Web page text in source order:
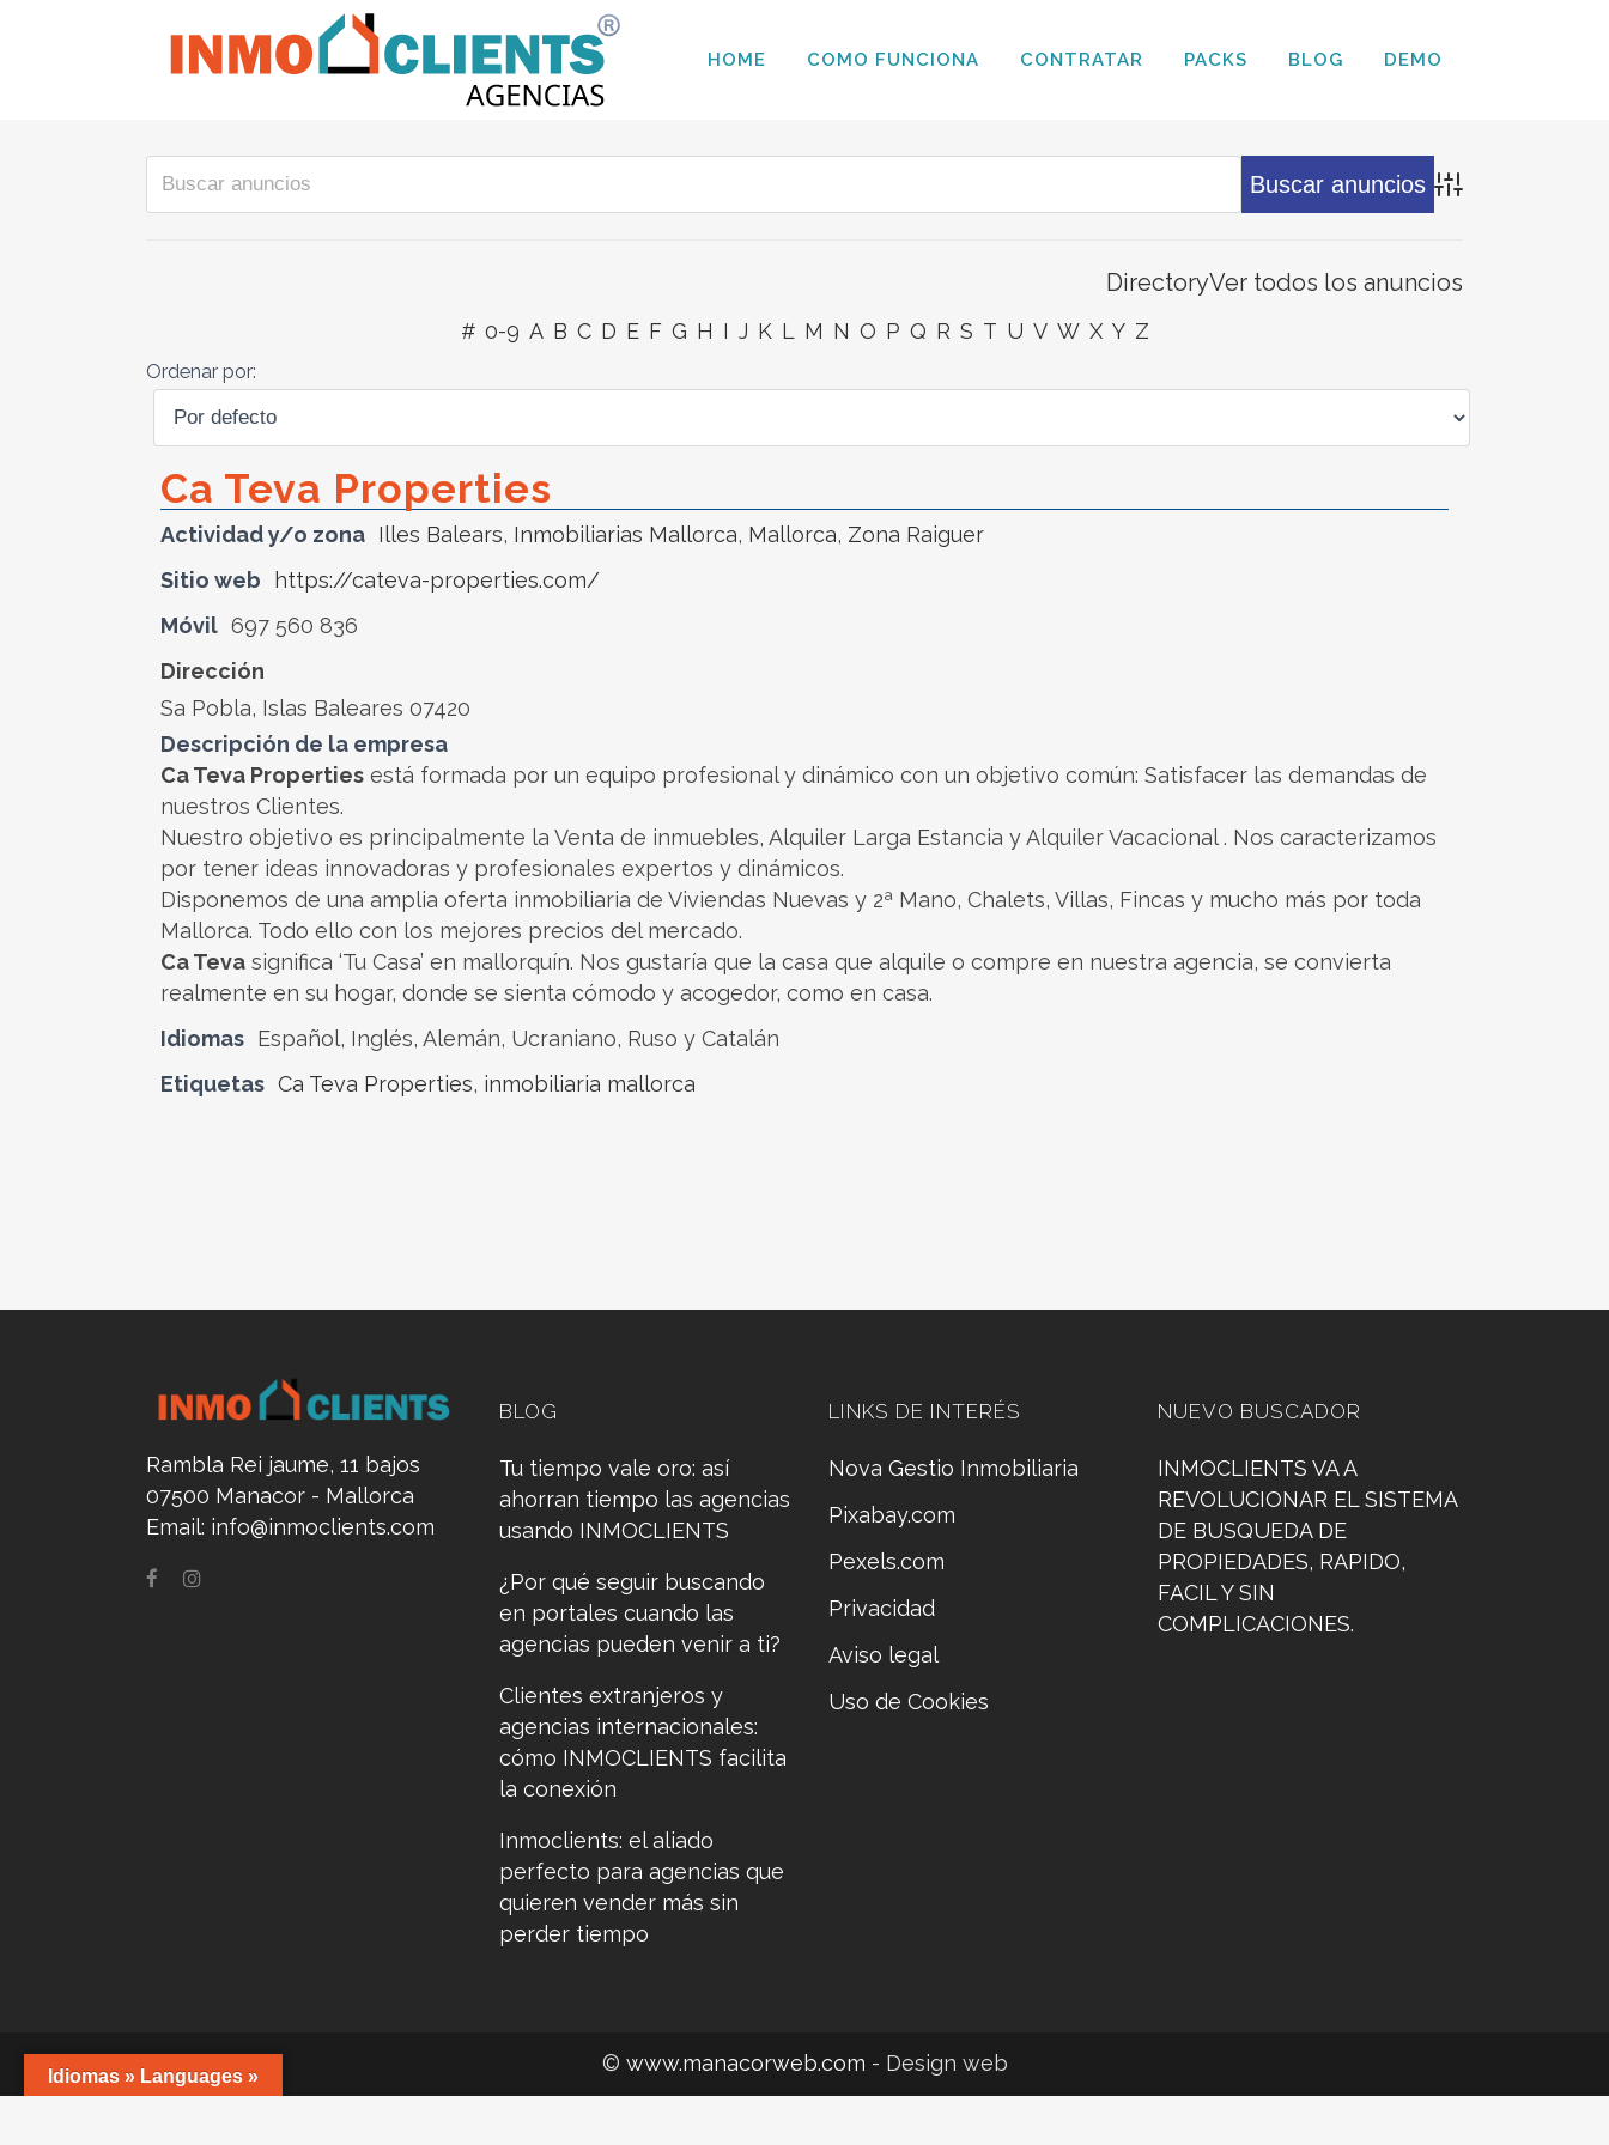
HOME COMO FUNCIONA CONTRATAR PACKS BLOG DEMO
Búsqueda
DirectoryVer todos los anuncios
# 0-9 A B C D E F G H I J K L M N O P Q R S T U V W X Y Z
Ordenar por:
Ca Teva Properties
Actividad y/o zona Illes Balears, Inmobiliarias Mallorca, Mallorca, Zona Raiguer
Sitio web
https://cateva-properties.com/
Móvil 697 560 836
Dirección
Sa Pobla, Islas Baleares 07420
Descripción de la empresa
Ca Teva Properties está formada por un equipo profesional y dinámico con un objetivo común: Satisfacer las demandas de
nuestros Clientes.
Nuestro objetivo es principalmente la Venta de inmuebles, Alquiler Larga Estancia y Alquiler Vacacional . Nos caracterizamos
por tener ideas innovadoras y profesionales expertos y dinámicos.
Disponemos de una amplia oferta inmobiliaria de Viviendas Nuevas y 2ª Mano, Chalets, Villas, Fincas y mucho más por toda
Mallorca. Todo ello con los mejores precios del mercado.
Ca Teva significa ‘Tu Casa’ en mallorquín. Nos gustaría que la casa que alquile o compre en nuestra agencia, se convierta
realmente en su hogar, donde se sienta cómodo y acogedor, como en casa.
Idiomas Español, Inglés, Alemán, Ucraniano, Ruso y Catalán
Etiquetas Ca Teva Properties, inmobiliaria mallorca
Rambla Rei jaume, 11 bajos
07500 Manacor - Mallorca
Email: info@inmoclients.com
BLOG
Tu tiempo vale oro: así
ahorran tiempo las agencias
usando INMOCLIENTS
¿Por qué seguir buscando
en portales cuando las
agencias pueden venir a ti?
Clientes extranjeros y
agencias internacionales:
cómo INMOCLIENTS facilita
la conexión
Inmoclients: el aliado
perfecto para agencias que
quieren vender más sin
perder tiempo
LINKS DE INTERÉS
Nova Gestio Inmobiliaria
Pixabay.com
Pexels.com
Privacidad
Aviso legal
Uso de Cookies
NUEVO BUSCADOR
INMOCLIENTS VA A
REVOLUCIONAR EL SISTEMA
DE BUSQUEDA DE
PROPIEDADES, RAPIDO,
FACIL Y SIN
COMPLICACIONES.
© www.manacorweb.com - Design web
Idiomas » Languages »